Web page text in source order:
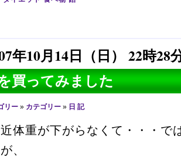
年10月14日（日） 22時28
買ってみました
リー » カテゴリー » 日 記
体重が下がらなくて・・・で
、